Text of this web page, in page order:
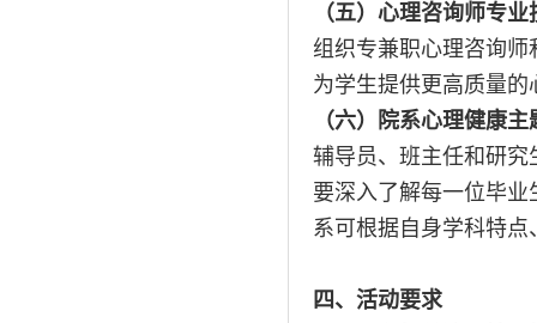
（五）心理咨询师专
组织专兼职心理咨询
为学生提供更高质量的
（六）院系心理健康主
辅导员、班主任和研
要深入了解每一位毕
系可根据自身学科特
四、活动要求